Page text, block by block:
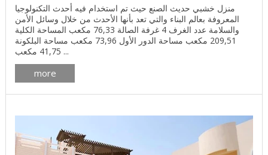
منزل خشبي حديث الصنع حيث تم استخدام فيه أحدث التكنولوجيا
المعروفة بعالم البناء والتي تعد بأنها الأحدث من خلال وسائل الأمن
والسلامة عدد الغرف 4 غرفة الصالة 76,33 مكعب المساحة الكلية
209,51 مكعب مساحة الدور الأول 73,96 مكعب مساحة البلكونة
41,75 مكعب ...
more